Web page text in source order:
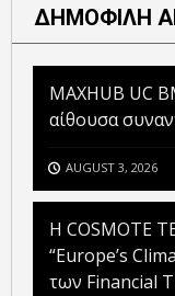
ΔΗΜΟΦΙΛΗ
MAXHUB UC
αίθουσα
AUGUST 3, 2026
Η COSMOTE
“Europe’s
των Financial